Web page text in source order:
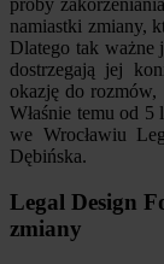
namiastki zmiany,
Dlatego tak ważne
dostrzegają jej
okazję do
Właśnie temu od 5
we Wrocławiu
Dębińska.
Legal Design
zmiany